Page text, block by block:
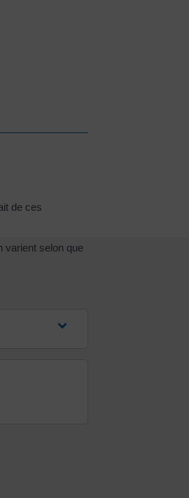
de ces
varient selon que